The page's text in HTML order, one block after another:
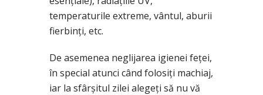
temperaturile extreme, vântul, aburii
fierbinți, etc.
De asemenea neglijarea igienei feței,
în special atunci când folosiți machiaj,
iar la sfârșitul zilei alegeți să nu vă